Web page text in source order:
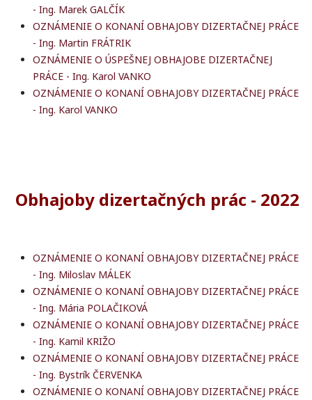
- Ing. Marek GALČÍK
OZNÁMENIE O KONANÍ OBHAJOBY DIZERTAČNEJ PRÁCE
- Ing. Martin FRÁTRIK
OZNÁMENIE O ÚSPEŠNEJ OBHAJOBE DIZERTAČNEJ
PRÁCE - Ing. Karol VANKO
OZNÁMENIE O KONANÍ OBHAJOBY DIZERTAČNEJ PRÁCE
- Ing. Karol VANKO
Obhajoby dizertačných prác - 2022
OZNÁMENIE O KONANÍ OBHAJOBY DIZERTAČNEJ PRÁCE
- Ing. Miloslav MÁLEK
OZNÁMENIE O KONANÍ OBHAJOBY DIZERTAČNEJ PRÁCE
- Ing. Mária POLAČIKOVÁ
OZNÁMENIE O KONANÍ OBHAJOBY DIZERTAČNEJ PRÁCE
- Ing. Kamil KRIŽO
OZNÁMENIE O KONANÍ OBHAJOBY DIZERTAČNEJ PRÁCE
- Ing. Bystrík ČERVENKA
OZNÁMENIE O KONANÍ OBHAJOBY DIZERTAČNEJ PRÁCE